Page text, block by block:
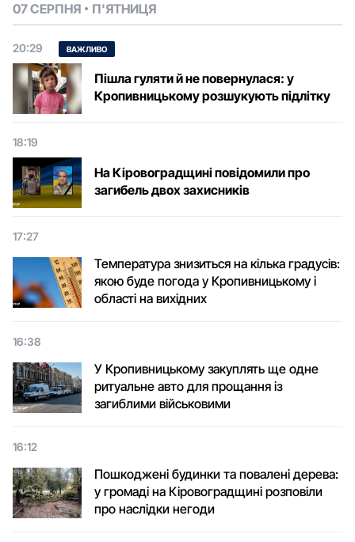
07 СЕРПНЯ П'ЯТНИЦЯ
20:29 ВАЖЛИВО
Пішла гуляти й не повернулася: у
Кропивницькому розшукують підлітку
18:19
На Кіровоградщині повідомили про
загибель двох захисників
17:27
Температура знизиться на кілька градусів:
якою буде погода у Кропивницькому і
області на вихідних
16:38
У Кропивницькому закуплять ще одне
ритуальне авто для прощання із
загиблими військовими
16:12
Пошкоджені будинки та повалені дерева:
у громаді на Кіровоградщині розповіли
про наслідки негоди